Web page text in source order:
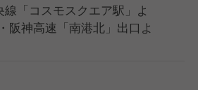
線「コスモスクエア駅」よ
神高速「南港北」出口よ